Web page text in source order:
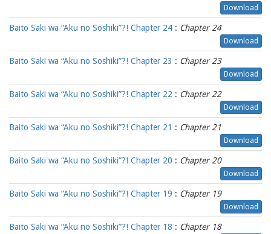
Download
Baito Saki wa “Aku no Soshiki”?! Chapter 24 : Chapter 24
Download
Baito Saki wa “Aku no Soshiki”?! Chapter 23 : Chapter 23
Download
Baito Saki wa “Aku no Soshiki”?! Chapter 22 : Chapter 22
Download
Baito Saki wa “Aku no Soshiki”?! Chapter 21 : Chapter 21
Download
Baito Saki wa “Aku no Soshiki”?! Chapter 20 : Chapter 20
Download
Baito Saki wa “Aku no Soshiki”?! Chapter 19 : Chapter 19
Download
Baito Saki wa “Aku no Soshiki”?! Chapter 18 : Chapter 18